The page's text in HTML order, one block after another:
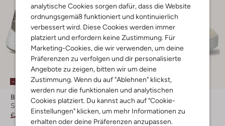
analytische Cookies sorgen dafür, dass die Website
ordnungsgemäß funktioniert und kontinuierlich
verbessert wird. Diese Cookies werden immer
platziert und erfordern keine Zustimmung. Für
Marketing-Cookies, die wir verwenden, um deine
Präferenzen zu verfolgen und dir personalisierte
Angebote zu zeigen, bitten wir um deine
Zustimmung. Wenn du auf "Ablehnen" klickst,
werden nur die funktionalen und analytischen
Cookies platziert. Du kannst auch auf "Cookie-
Einstellungen" klicken, um mehr Informationen zu
erhalten oder deine Präferenzen anzupassen.
-30%
Braqeez
Sneaker Low
€ 99,99 € 69,99
-30%
Braqeez
Sneaker Low
Ab € 55,99